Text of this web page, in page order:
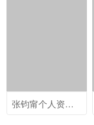
张钧甯个人资料 美女明星张钧甯古装写真